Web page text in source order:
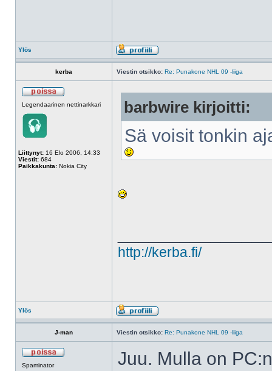
Ylös
kerba Viestin otsikko: Re: Punakone NHL 09 -liiga
Legendaarinen nettinarkkari
Liittynyt: 16 Elo 2006, 14:33
Viestit: 684
Paikkakunta: Nokia City
barbwire kirjoitti:
Sä voisit tonkin
http://kerba.fi/
Ylös
J-man Viestin otsikko: Re: Punakone NHL 09 -liiga
Spaminator
Juu. Mulla on